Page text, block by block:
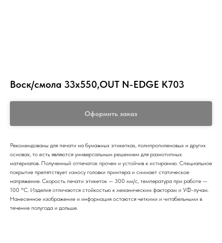
Воск/смола 33х550,OUT N-EDGE K703
Оформить заказ
Рекомендованы для печати на бумажных этикетках, полипропиленовых и других
основах, то есть являются универсальным решением для разнотипных
материалов. Полученный отпечаток прочен и устойчив к истиранию. Специальное
покрытие препятствует износу головки принтера и снимает статическое
напряжение. Скорость печати этикеток — 300 мм/с, температура при работе —
100 °С. Изделия отличаются стойкостью к механическим факторам и УФ-лучам.
Нанесенное изображение и информация остаются четкими и читабельными в
течение полугода и дольше.